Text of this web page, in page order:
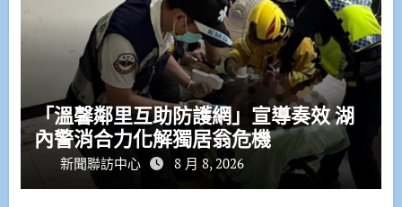
「溫馨鄰里互助防護網」宣導奏效 湖
內警消合力化解獨居翁危機
新聞聯訪中心 8 月 8, 2026